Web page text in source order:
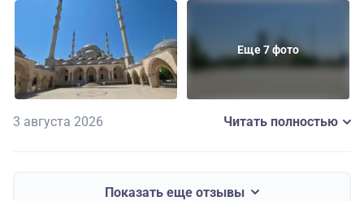
сдружились.
Еще 7 фото
3 августа 2026 Читать полностью
Показать еще отзывы